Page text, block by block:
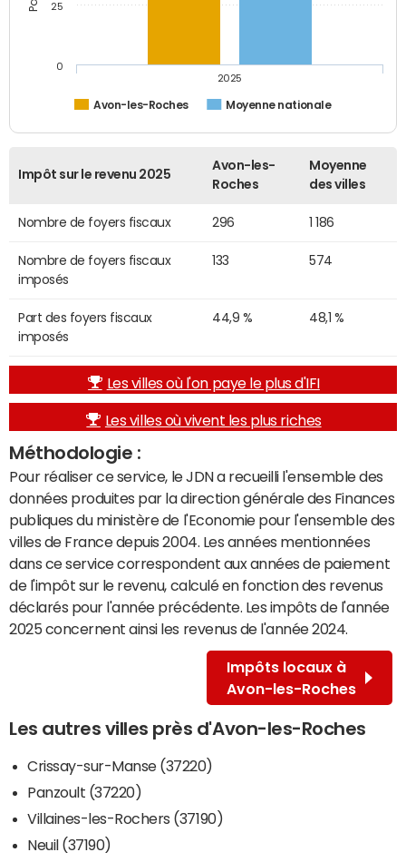
Avon-les-Roches Moyenne nationale
2025
0
25
Impôt sur le revenu 2025
Avon-les-
Roches
Moyenne
des villes
Nombre de foyers fiscaux 296 1 186
Nombre de foyers fiscaux
imposés
133 574
Part des foyers fiscaux
imposés
44,9 % 48,1 %
Les villes où l'on paye le plus d'IFI
Les villes où vivent les plus riches
Méthodologie :
Pour réaliser ce service, le JDN a recueilli l'ensemble des
données produites par la direction générale des Finances
publiques du ministère de l'Economie pour l'ensemble des
villes de France depuis 2004. Les années mentionnées
dans ce service correspondent aux années de paiement
de l'impôt sur le revenu, calculé en fonction des revenus
déclarés pour l'année précédente. Les impôts de l'année
2025 concernent ainsi les revenus de l'année 2024.
Impôts locaux à
Avon-les-Roches
Les autres villes près d'Avon-les-Roches
Crissay-sur-Manse (37220)
Panzoult (37220)
Villaines-les-Rochers (37190)
Neuil (37190)